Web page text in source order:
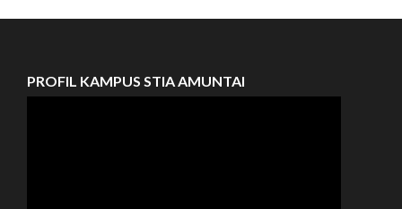
PROFIL KAMPUS STIA AMUNTAI